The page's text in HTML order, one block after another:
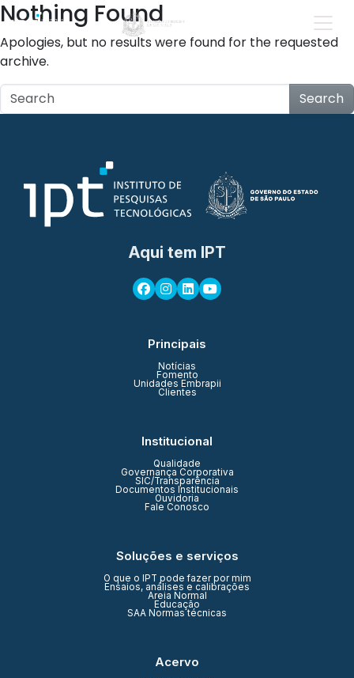
Nothing Found
Apologies, but no results were found for the requested
archive.
Search
Aqui tem IPT
Principais
Notícias
Fomento
Unidades Embrapii
Clientes
Institucional
Qualidade
Governança Corporativa
SIC/Transparência
Documentos Institucionais
Ouvidoria
Fale Conosco
Soluções e serviços
O que o IPT pode fazer por mim
Ensaios, análises e calibrações
Areia Normal
Educação
SAA Normas técnicas
Acervo